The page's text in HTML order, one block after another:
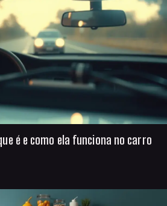
é e como ela funciona no carro